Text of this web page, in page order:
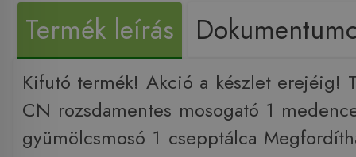
Termék leírás
Kifutó termék! Akció a készlet erejéig!
CN rozsdamentes mosogató 1
gyümölcsmosó 1 csepptálca